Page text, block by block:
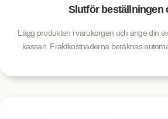
Slutför beställningen
Lägg produkten i varukorgen och ange din
kassan. Fraktkostnaderna beräknas